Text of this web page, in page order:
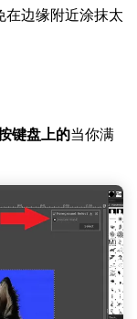
在边缘附近涂抹太
键盘上的当你满